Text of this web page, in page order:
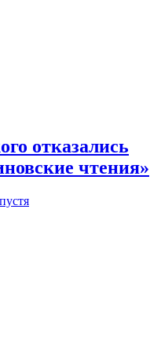
отказались
чтения»